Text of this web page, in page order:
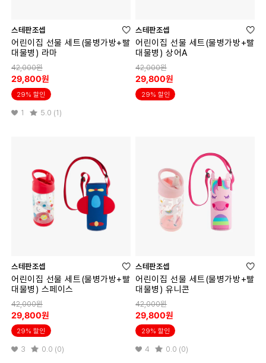
스테판조셉
어린이집 선물 세트(물병가방+빨
대물병) 라마
42,000원
29,800원
29% 할인
1 5.0 (1)
스테판조셉
어린이집 선물 세트(물병가방+빨
대물병) 상어A
42,000원
29,800원
29% 할인
스테판조셉
어린이집 선물 세트(물병가방+빨
대물병) 스페이스
42,000원
29,800원
29% 할인
3 0.0 (0)
스테판조셉
어린이집 선물 세트(물병가방+빨
대물병) 유니콘
42,000원
29,800원
29% 할인
4 0.0 (0)